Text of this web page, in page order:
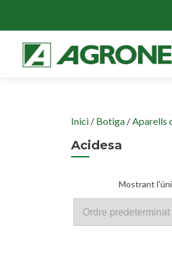
Inici / Botiga /Aparells
Acidesa
Mostrant